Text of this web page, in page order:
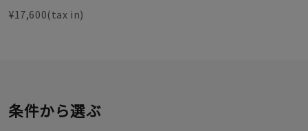
¥17,600(tax in)
条件から選ぶ